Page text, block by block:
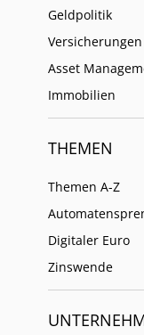
Geldpolitik
Versicherungen
Asset
Immobilien
THEMEN
Themen A-Z
Digitaler Euro
Zinswende